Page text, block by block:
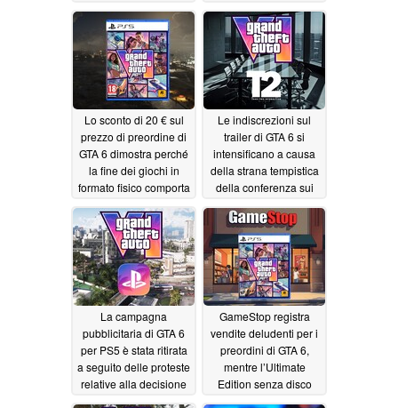
fisica più conveniente
07/19/2026
vendite di GTA Online
07/18/2026
Lo sconto di 20 € sul
prezzo di preordine di
GTA 6 dimostra perché
la fine dei giochi in
formato fisico comporta
offerte07/15/2026
Le indiscrezioni sul
trailer di GTA 6 si
intensificano a causa
della strana tempistica
della conferenza sui
Take-Two prevista per
agosto07/10/2026
La campagna
pubblicitaria di GTA 6
per PS5 è stata ritirata
a seguito delle proteste
relative alla decisione
GameStop registra
vendite deludenti per i
preordini di GTA 6,
mentre l’Ultimate
Edition senza disco